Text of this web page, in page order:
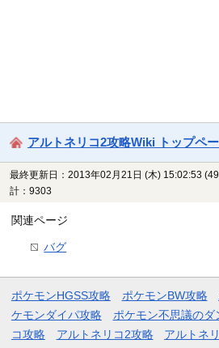
アルトネリコ2攻略Wiki トップペ
最終更新日：2013年02月21日 (木) 15:02:53
計：9303
関連ページ
バグ
ポケモンHGSS攻略 ポケモンBW攻略
ケモンダイパ攻略
ポケモン不思議のダ
コ攻略
アルトネリコ2攻略 アルトネ